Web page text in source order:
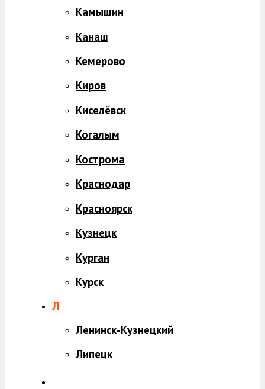
Камышин
Канаш
Кемерово
Киров
Киселёвск
Когалым
Кострома
Краснодар
Красноярск
Кузнецк
Курган
Курск
Л
Ленинск-Кузнецкий
Липецк